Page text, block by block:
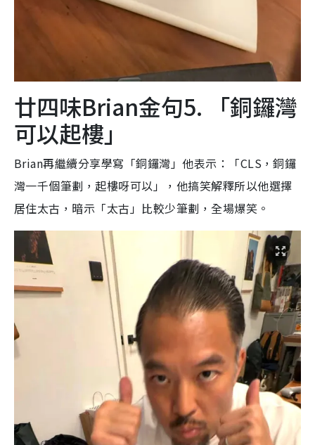
廿四味Brian金句5. 「銅鑼灣
可以起樓」
Brian再繼續分享學寫「銅鑼灣」他表示：「CLS，銅鑼
灣一千個筆劃，起樓呀可以」，他搞笑解釋所以他選擇
居住太古，暗示「太古」比較少筆劃，全場爆笑。